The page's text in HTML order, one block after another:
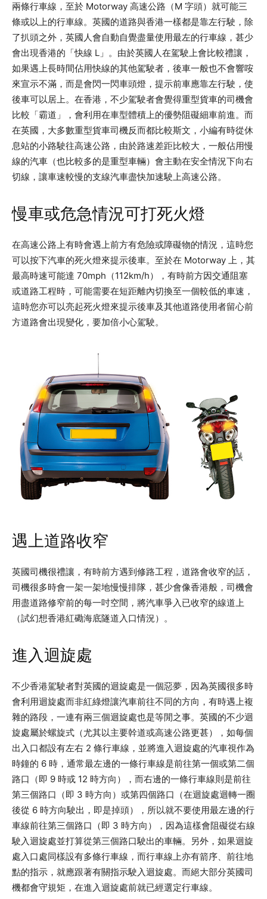
兩條行車線，至於 Motorway 高速公路（M 字頭）就可能三
條或以上的行車線。英國的道路與香港一樣都是靠左行駛，除
了扒頭之外，英國人會自動自覺盡量使用最左的行車線，甚少
會出現香港的「快線 L」。由於英國人在駕駛上會比較禮讓，
如果遇上長時間佔用快線的其他駕駛者，後車一般也不會響咹
來宣示不滿，而是會閃一閃車頭燈，提示前車應靠左行駛，使
後車可以居上。在香港，不少駕駛者會覺得重型貨車的司機會
比較「霸道」，會利用在車型體積上的優勢阻礙細車前進。而
在英國，大多數重型貨車司機反而都比較斯文，小編有時從休
息站的小路駛往高速公路，由於路速差距比較大，一般佔用慢
線的汽車（也比較多的是重型車輛）會主動在安全情況下向右
切線，讓車速較慢的支線汽車盡快加速駛上高速公路。
慢車或危急情況可打死火燈
在高速公路上有時會遇上前方有危險或障礙物的情況，這時您
可以按下汽車的死火燈來提示後車。至於在 Motorway 上，其
最高時速可能達 70mph（112km/h），有時前方因交通阻塞
或道路工程時，可能需要在短距離內切換至一個較低的車速，
這時您亦可以亮起死火燈來提示後車及其他道路使用者留心前
方道路會出現變化，要加倍小心駕駛。
遇上道路收窄
英國司機很禮讓，有時前方遇到修路工程，道路會收窄的話，
司機很多時會一架一架地慢慢排隊，甚少會像香港般，司機會
用盡道路修窄前的每一吋空間，將汽車爭入已收窄的線道上
（試幻想香港紅磡海底隧道入口情況）。
進入迴旋處
不少香港駕駛者對英國的迴旋處是一個惡夢，因為英國很多時
會利用迴旋處而非紅綠燈讓汽車前往不同的方向，有時遇上複
雜的路段，一連有兩三個迴旋處也是等閒之事。英國的不少迴
旋處屬於螺旋式（尤其以主要幹道或高速公路更甚），如每個
出入口都設有左右 2 條行車線，並將進入迴旋處的汽車視作為
時鐘的 6 時，通常最左邊的一條行車線是前往第一個或第二個
路口（即 9 時或 12 時方向），而右邊的一條行車線則是前往
第三個路口（即 3 時方向）或第四個路口（在迴旋處迴轉一圈
後從 6 時方向駛出，即是掉頭），所以就不要使用最左邊的行
車線前往第三個路口（即 3 時方向），因為這樣會阻礙從右線
駛入迴旋處並打算從第三個路口駛出的車輛。另外，如果迴旋
處入口處同樣設有多條行車線，而行車線上亦有箭序、前往地
點的指示，就應跟著有關指示駛入迴旋處。而絕大部分英國司
機都會守規矩，在進入迴旋處前就已經選定行車線。